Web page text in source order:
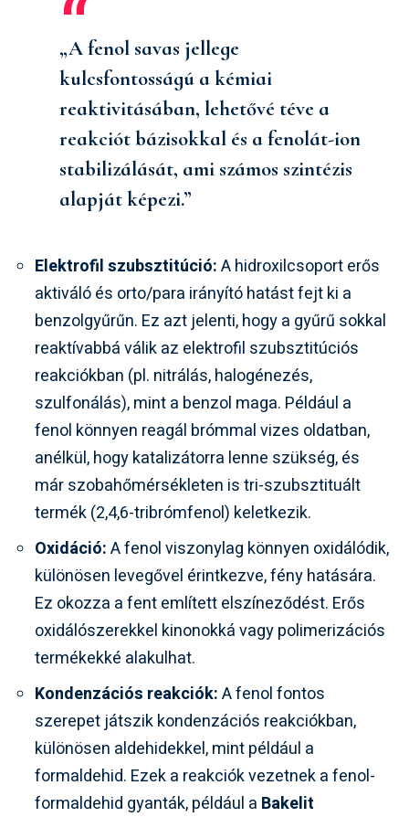
„A fenol savas jellege
kulcsfontosságú a kémiai
reaktivitásában, lehetővé téve a
reakciót bázisokkal és a fenolát-ion
stabilizálását, ami számos szintézis
alapját képezi.”
Elektrofil szubsztitúció:A hidroxilcsoport erős
aktiváló és orto/para irányító hatást fejt ki a
benzolgyűrűn. Ez azt jelenti, hogy a gyűrű sokkal
reaktívabbá válik az elektrofil szubsztitúciós
reakciókban (pl. nitrálás, halogénezés,
szulfonálás), mint a benzol maga. Például a
fenol könnyen reagál brómmal vizes oldatban,
anélkül, hogy katalizátorra lenne szükség, és
már szobahőmérsékleten is tri-szubsztituált
termék (2,4,6-tribrómfenol) keletkezik.
Oxidáció:A fenol viszonylag könnyen oxidálódik,
különösen levegővel érintkezve, fény hatására.
Ez okozza a fent említett elszíneződést. Erős
oxidálószerekkel kinonokká vagy polimerizációs
termékekké alakulhat.
Kondenzációs reakciók:A fenol fontos
szerepet játszik kondenzációs reakciókban,
különösen aldehidekkel, mint például a
formaldehid. Ezek a reakciók vezetnek a fenol-
formaldehid gyanták, például a Bakelit